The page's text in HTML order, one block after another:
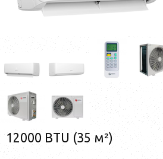
12000 BTU (35 м²)